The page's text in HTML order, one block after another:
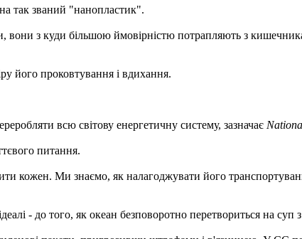
так званий "нанопластик".
з куди більшою ймовірністю потрапляють з
його проковтування і вдихання.
всю світову енергетичну систему, зазначає
питання.
кожен. Ми знаємо, як налагоджувати його
- до того, як океан безповоротно перетвориться на суп